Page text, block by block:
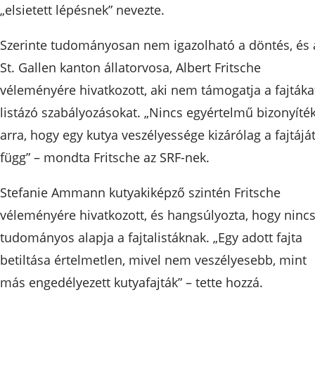
„elsietett lépésnek” nevezte.
Szerinte tudományosan nem igazolható a döntés, és
St. Gallen kanton állatorvosa, Albert Fritsche
véleményére hivatkozott, aki nem támogatja a
listázó szabályozásokat. „Nincs egyértelmű
arra, hogy egy kutya veszélyessége kizárólag a
függ” – mondta Fritsche az SRF-nek.
Stefanie Ammann kutyakiképző szintén Fritsche
véleményére hivatkozott, és hangsúlyozta, hogy nincs
tudományos alapja a fajtalistáknak. „Egy adott fajta
betiltása értelmetlen, mivel nem veszélyesebb, mint
más engedélyezett kutyafajták” – tette hozzá.